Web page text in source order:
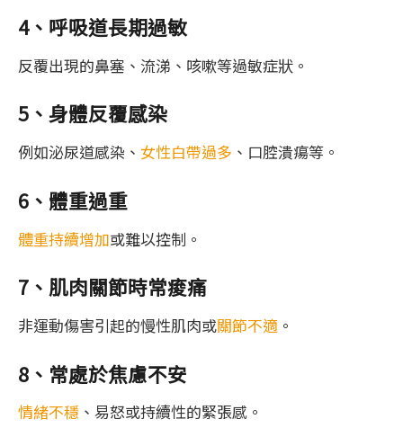
4、呼吸道長期過敏
反覆出現的鼻塞、流涕、咳嗽等過敏症狀。
5、身體反覆感染
例如泌尿道感染、 女性白帶過多 、口腔潰瘍等。
6、體重過重
體重持續增加或難以控制。
7、肌肉關節時常痠痛
非運動傷害引起的慢性肌肉或關節不適 。
8、常處於焦慮不安
情緒不穩 、易怒或持續性的緊張感。